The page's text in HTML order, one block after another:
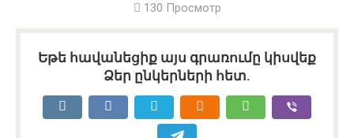
130 Просмотр
Եթե հավանեցիք այս գրառումը կիսվեք
Ձեր ընկերների հետ.